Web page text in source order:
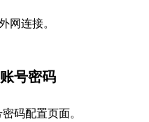
网连接。
号密码
码配置页面。